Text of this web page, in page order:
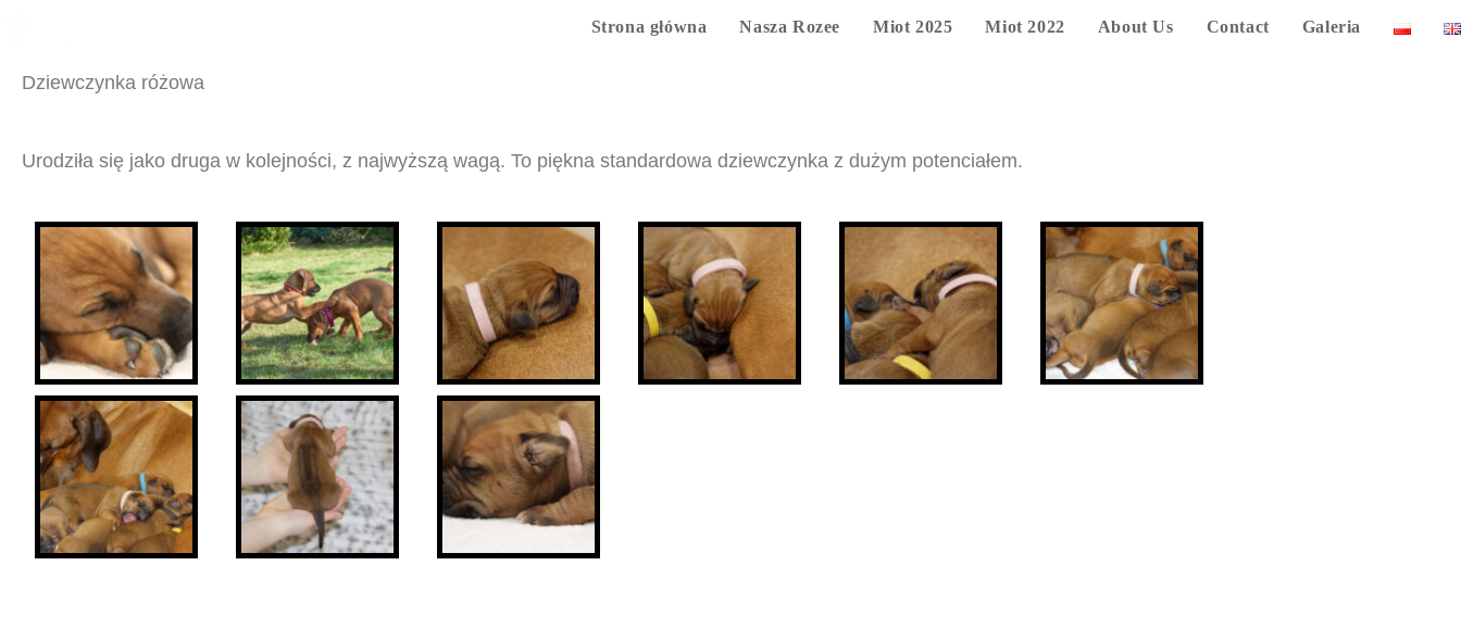
Strona główna Nasza Rozee Miot 2025 Miot 2022 About Us Contact Galeria
Dziewczynka różowa
Urodziła się jako druga w kolejności, z najwyższą wagą. To piękna standardowa dziewczynka z dużym potenciałem.